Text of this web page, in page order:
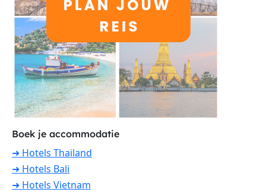
Boek je accommodatie
➜ Hotels Thailand
➜ Hotels Bali
➜ Hotels Vietnam